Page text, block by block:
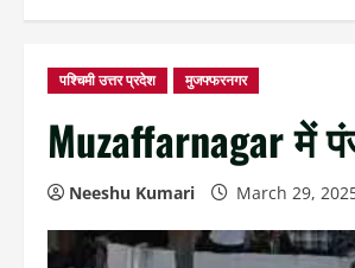
पश्चिमी उत्तर प्रदेश मुजफ्फरनगर
Muzaffarnagar में
Neeshu Kumari March 29,